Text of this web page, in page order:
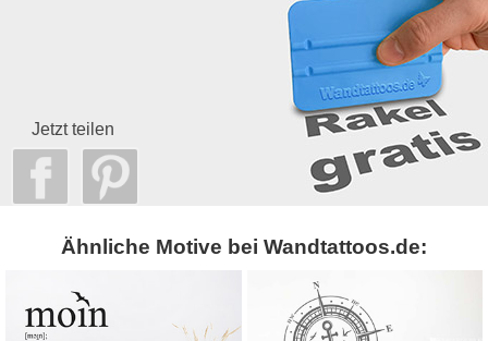
Jetzt teilen
Ähnliche Motive bei Wandtattoos.de: